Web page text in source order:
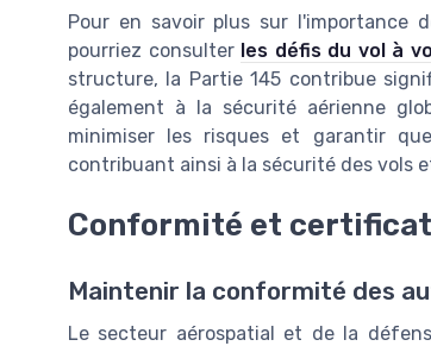
Pour en savoir plus sur l'importance
pourriez consulter les défis du vol à
structure, la Partie 145 contribue
également à la sécurité aérienne
minimiser les risques et garantir
contribuant ainsi à la sécurité des vols
Conformité et
Maintenir la conformité des
Le secteur aérospatial et de la